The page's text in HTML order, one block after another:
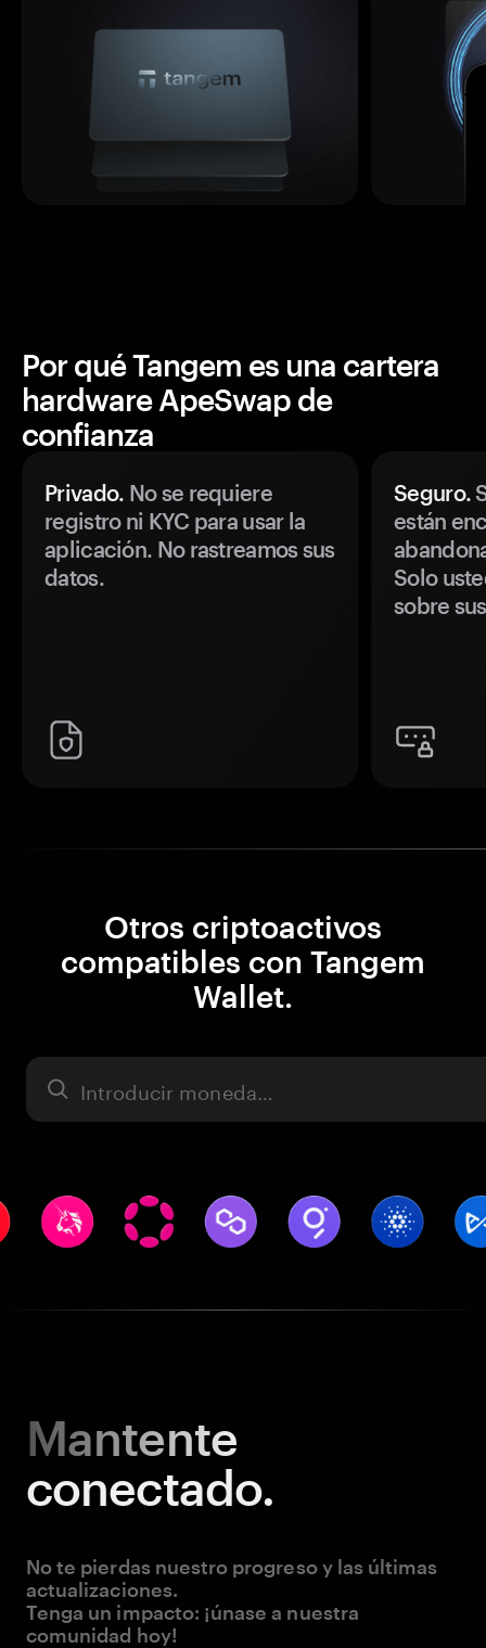
Por qué Tangem es una cartera
hardware ApeSwap de
confianza
Privado. No se requiere
registro ni KYC para usar la
aplicación. No rastreamos sus
datos.
Seguro.
están
Solo
sobre
Otros criptoactivos
compatibles con Tangem
Wallet.
Activo
Mantente
conectado.
No te pierdas nuestro progreso y las últimas
actualizaciones.
Tenga un impacto: ¡únase a nuestra
comunidad hoy!